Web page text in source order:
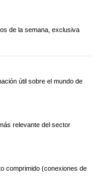
de la semana, exclusiva
útil sobre el mundo de
relevante del sector
comprimido (conexiones de